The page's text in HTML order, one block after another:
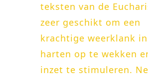
teksten van de
zeer geschikt om een
krachtige weerklank
harten op te wekken
inzet te stimuleren.